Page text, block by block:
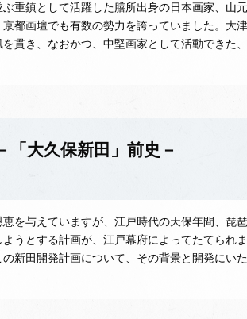
重鎮として活躍した膳所出身の日本画家、山
都画壇でも有数の勢力を誇っていました。大
貫き、なおかつ、中堅画家として活動できた
「大久保新田」前史－
与えていますが、江戸時代の天保年間、琵
うとする計画が、江戸幕府によってたてられ
新田開発計画について、その背景と開発にい